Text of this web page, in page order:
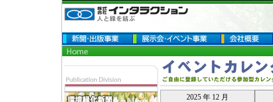
2025 年 12 月